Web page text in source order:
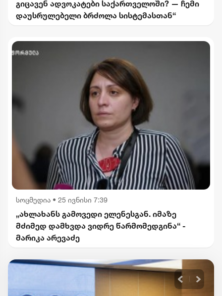
გიცავენ ადვოკატები საქართველოში? — ჩემი
დაუსრულებელი ბრძოლა სისტემასთან“
სოცმედია • 25 ივნისი 7:39
„ახლახანს გამოვედი ელენესგან. იმაზე
მძიმედ დამხვდა ვიდრე წარმომედგინა“ -
მარიკა არევაძე